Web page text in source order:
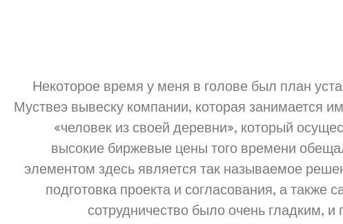
Некоторое время у меня в голове был план
Муствеэ вывеску компании, которая занимается
«человек из своей деревни», который
высокие биржевые цены того времени
элементом здесь является так называемое
подготовка проекта и согласования, а
сотрудничество было очень гладким,